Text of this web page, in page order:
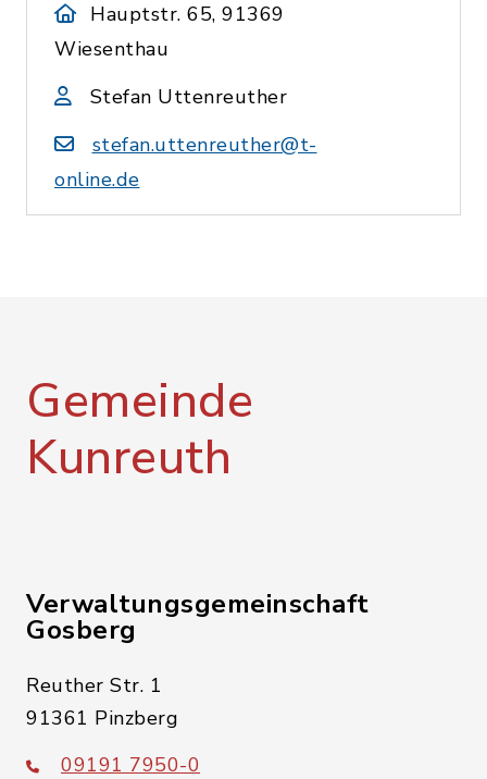
Hauptstr. 65, 91369
Wiesenthau
Stefan Uttenreuther
stefan.uttenreuther@t-
online.de
Gemeinde
Kunreuth
Verwaltungsgemeinschaft
Gosberg
Reuther Str. 1
91361 Pinzberg
09191 7950-0